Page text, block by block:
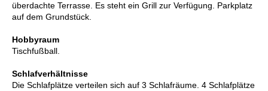
überdachte Terrasse. Es steht ein Grill zur Verfügung. Parkplatz
auf dem Grundstück.
Hobbyraum
Tischfußball.
Schlafverhältnisse
Die Schlafplätze verteilen sich auf 3 Schlafräume. 4 Schlafplätze